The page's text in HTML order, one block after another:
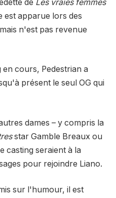
de Les vraies femmes
est apparue lors des
n'est pas revenue
cours, Pedestrian a
présent le seul OG qui
dames – y compris la
star Gamble Breaux ou
casting seraient à la
pour rejoindre Liano.
sur l'humour, il est